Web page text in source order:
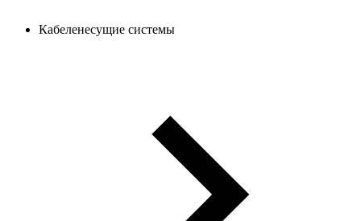
Кабеленесущие системы